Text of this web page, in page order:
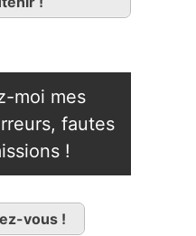
moi mes
fautes
!
vous !